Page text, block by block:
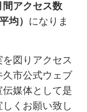
間アクセス数
均） になりま
図りアクセス
市公式ウェブ
媒体として是
くお願い致し